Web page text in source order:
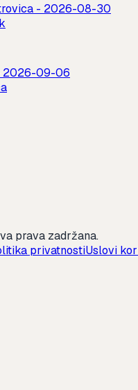
- 2026-08-30
2026-09-06
prava zadržana.
privatnostiUslovi